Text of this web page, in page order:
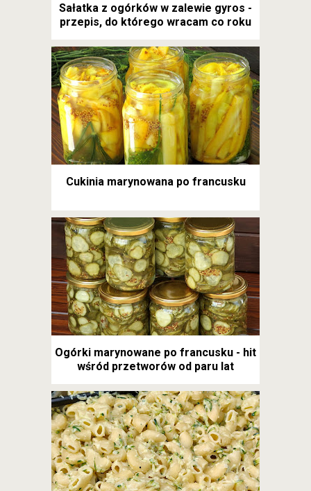
Sałatka z ogórków w zalewie gyros -
przepis, do którego wracam co roku
Cukinia marynowana po francusku
Ogórki marynowane po francusku - hit
wśród przetworów od paru lat